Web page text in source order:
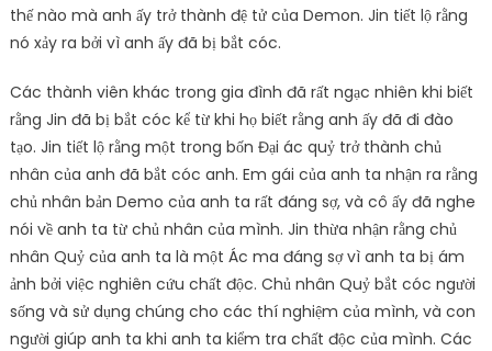
thế nào mà anh ấy trở thành đệ tử của Demon. Jin tiết lộ rằng
nó xảy ra bởi vì anh ấy đã bị bắt cóc.
Các thành viên khác trong gia đình đã rất ngạc nhiên khi biết
rằng Jin đã bị bắt cóc kể từ khi họ biết rằng anh ấy đã đi đào
tạo. Jin tiết lộ rằng một trong bốn Đại ác quỷ trở thành chủ
nhân của anh đã bắt cóc anh. Em gái của anh ta nhận ra rằng
chủ nhân bản Demo của anh ta rất đáng sợ, và cô ấy đã nghe
nói về anh ta từ chủ nhân của mình. Jin thừa nhận rằng chủ
nhân Quỷ của anh ta là một Ác ma đáng sợ vì anh ta bị ám
ảnh bởi việc nghiên cứu chất độc. Chủ nhân Quỷ bắt cóc người
sống và sử dụng chúng cho các thí nghiệm của mình, và con
người giúp anh ta khi anh ta kiểm tra chất độc của mình. Các